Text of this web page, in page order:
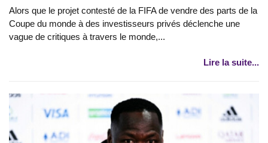
Alors que le projet contesté de la FIFA de vendre des parts de la
Coupe du monde à des investisseurs privés déclenche une
vague de critiques à travers le monde,...
Lire la suite...